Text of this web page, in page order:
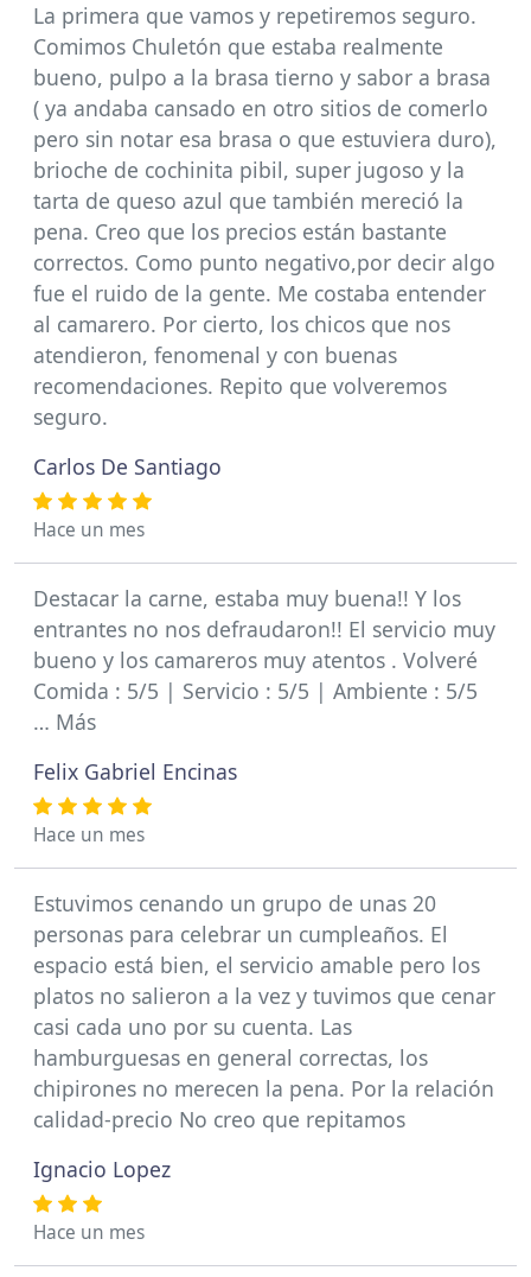
La primera que vamos y repetiremos seguro.
Comimos Chuletón que estaba realmente
bueno, pulpo a la brasa tierno y sabor a brasa
( ya andaba cansado en otro sitios de comerlo
pero sin notar esa brasa o que estuviera duro),
brioche de cochinita pibil, super jugoso y la
tarta de queso azul que también mereció la
pena. Creo que los precios están bastante
correctos. Como punto negativo,por decir algo
fue el ruido de la gente. Me costaba entender
al camarero. Por cierto, los chicos que nos
atendieron, fenomenal y con buenas
recomendaciones. Repito que volveremos
seguro.
Carlos De Santiago
Hace un mes
Destacar la carne, estaba muy buena!! Y los
entrantes no nos defraudaron!! El servicio muy
bueno y los camareros muy atentos . Volveré
Comida : 5/5 | Servicio : 5/5 | Ambiente : 5/5
… Más
Felix Gabriel Encinas
Hace un mes
Estuvimos cenando un grupo de unas 20
personas para celebrar un cumpleaños. El
espacio está bien, el servicio amable pero los
platos no salieron a la vez y tuvimos que cenar
casi cada uno por su cuenta. Las
hamburguesas en general correctas, los
chipirones no merecen la pena. Por la relación
calidad-precio No creo que repitamos
Ignacio Lopez
Hace un mes